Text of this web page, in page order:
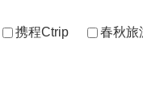
携程Ctrip 春秋旅